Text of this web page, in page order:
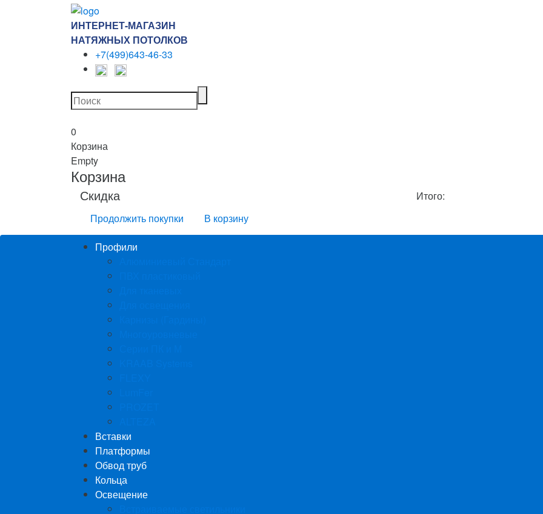
ИНТЕРНЕТ-МАГАЗИН
НАТЯЖНЫХ ПОТОЛКОВ
+7(499)643-46-33
0
Корзина
Empty
Корзина
Скидка
Итого:
Продолжить покупки
В корзину
Профили
Вставки
Платформы
Обвод труб
Кольца
Освещение